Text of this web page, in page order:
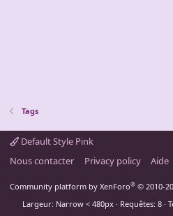
Tags
Default Style Pink
Nous contacter
Privacy policy Aide
Community platform by XenForo® © 2010-
Largeur
Requêtes 8